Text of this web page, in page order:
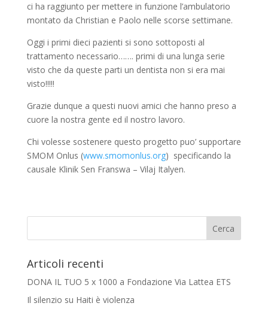
ci ha raggiunto per mettere in funzione l’ambulatorio
montato da Christian e Paolo nelle scorse settimane.
Oggi i primi dieci pazienti si sono sottoposti al
trattamento necessario……. primi di una lunga serie
visto che da queste parti un dentista non si era mai
visto!!!!!
Grazie dunque a questi nuovi amici che hanno preso a
cuore la nostra gente ed il nostro lavoro.
Chi volesse sostenere questo progetto puo’ supportare
SMOM Onlus (www.smomonlus.org) specificando la
causale Klinik Sen Franswa – Vilaj Italyen.
Articoli recenti
DONA IL TUO 5 x 1000 a Fondazione Via Lattea ETS
Il silenzio su Haiti è violenza